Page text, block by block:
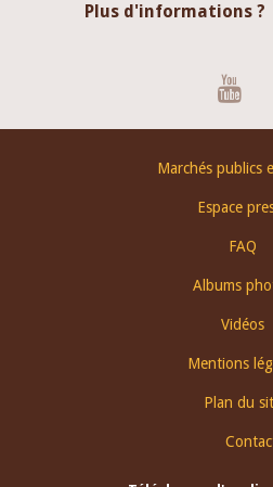
Plus d'informations ?
Marchés publics
Espace
FAQ
Albums
Vidéos
Mentions
Plan du